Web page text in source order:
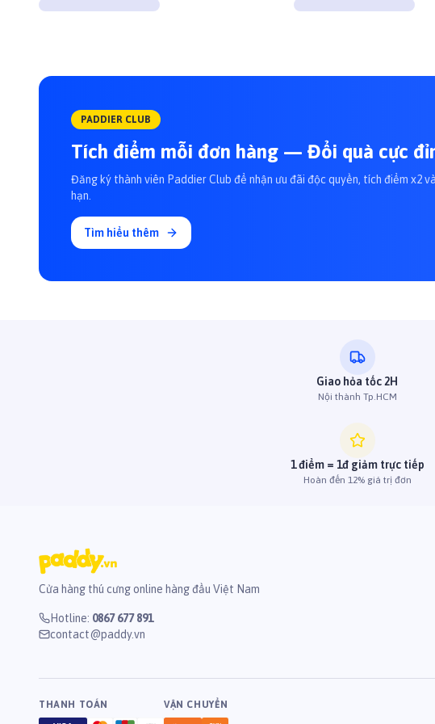
PADDIER CLUB
Tích điểm mỗi đơn hàng — Đổi quà cực
Đăng ký thành viên Paddier Club để nhận ưu đãi độc quyền, tích điểm x2
hạn.
Tìm hiểu thêm
Giao hỏa tốc 2H
Nội thành Tp.HCM
1 điểm = 1đ giảm trực tiếp
Hoàn đến 12% giá trị đơn
Cửa hàng thú cưng online hàng đầu Việt Nam
Hotline: 0867 677 891
contact@paddy.vn
THANH TOÁN VẬN CHUYỂN